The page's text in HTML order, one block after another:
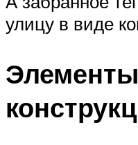
улицу в виде
Элементы